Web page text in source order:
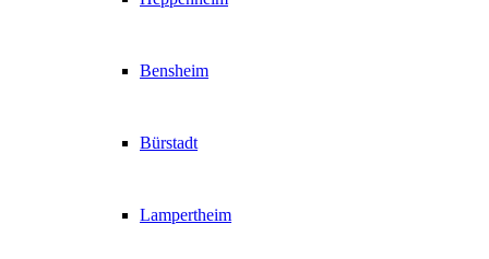
Bensheim
Bürstadt
Lampertheim